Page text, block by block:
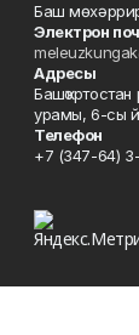
Баш
Электрон
Адресы
урамы, 6-сы
Телефон
+7 (347-64)